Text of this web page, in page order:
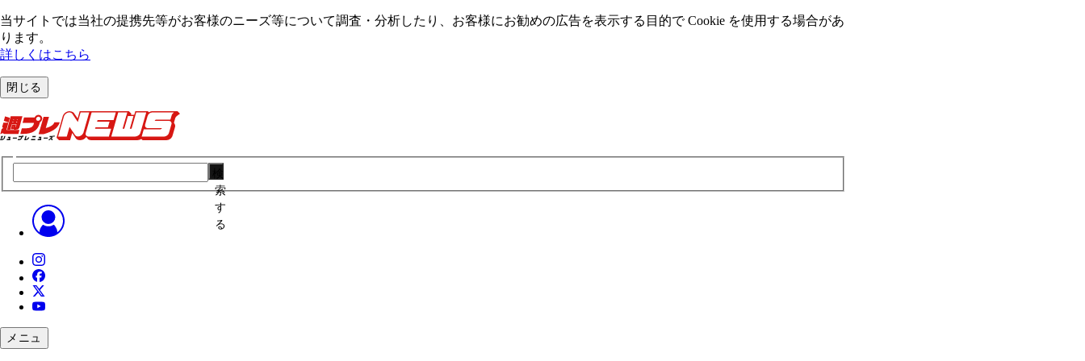
当サイトでは当社の提携先等がお客様のニーズ等について調査・分析したり、お客様にお勧めの広告を表⽰する⽬的で Cookie を使⽤する場合があ
ります。
詳しくはこちら
閉じる
索
す
る
メニュ